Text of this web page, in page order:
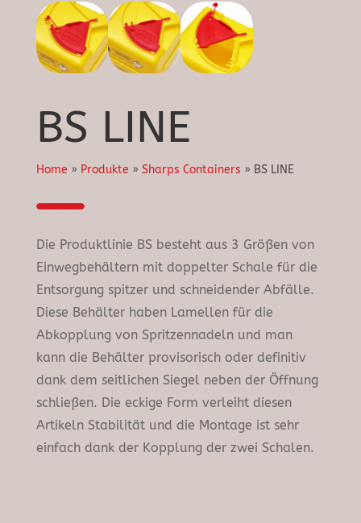
BS LINE
Home » Produkte » Sharps Containers » BS LINE
Die Produktlinie BS besteht aus 3 Größen von
Einwegbehältern mit doppelter Schale für die
Entsorgung spitzer und schneidender Abfälle.
Diese Behälter haben Lamellen für die
Abkopplung von Spritzennadeln und man
kann die Behälter provisorisch oder definitiv
dank dem seitlichen Siegel neben der Öffnung
schließen. Die eckige Form verleiht diesen
Artikeln Stabilität und die Montage ist sehr
einfach dank der Kopplung der zwei Schalen.